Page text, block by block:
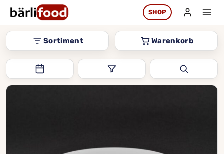
Inhalt
SHOP
Sortiment Warenkorb